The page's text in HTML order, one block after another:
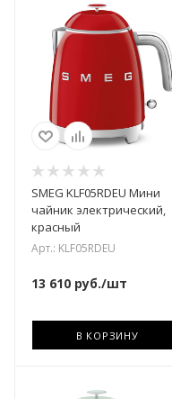
SMEG KLF05RDEU Мини
чайник электрический,
красный
Арт.: KLF05RDEU
13 610 руб./шт
В КОРЗИНУ